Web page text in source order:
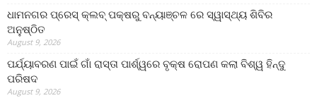
ଧାମନଗର ପ୍ରେସ୍ କ୍ଲବ୍ ପକ୍ଷରୁ ବନ୍ୟାଞ୍ଚଳ ରେ ସ୍ୱାସ୍ଥ୍ୟ ଶିବିର
ଅନୁଷ୍ଠିତ
August 9, 2026
ପର୍ଯ୍ୟାବରଣ ପାଇଁ ଗାଁ ରାସ୍ତା ପାର୍ଶ୍ୱରେ ବୃକ୍ଷ ରୋପଣ କଲା ବିଶ୍ୱ ହିନ୍ଦୁ
ପରିଷଦ
August 9, 2026